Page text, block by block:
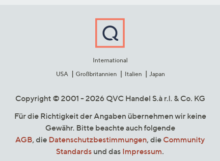
International
USA
Großbritannien Italien Japan
Copyright © 2001 - 2026 QVC Handel S.à r.l. & Co. KG
Für die Richtigkeit der Angaben übernehmen wir keine
Gewähr. Bitte beachte auch folgende
AGB, die Datenschutzbestimmungen, die Community
Standards und das Impressum.